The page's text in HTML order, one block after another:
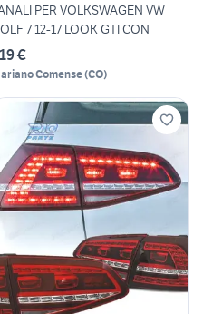
PER VOLKSWAGEN VW
7 12-17 LOOK GTI CON
€
Comense(CO)